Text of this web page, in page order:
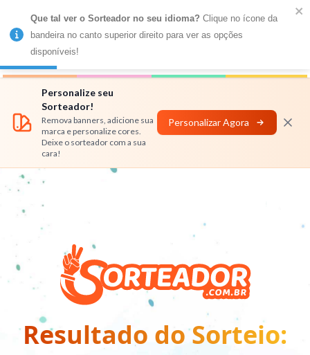
MENU
Números
Personalize seu
Sorteador!
Remova banners, adicione sua
marca e personalize cores.
Deixe o sorteador com a sua
cara!
Personalizar Agora
Resultado do Sorteio:
Que tal ver o Sorteador no seu idioma? Clique no ícone da
bandeira no canto superior direito para ver as opções
disponíveis!